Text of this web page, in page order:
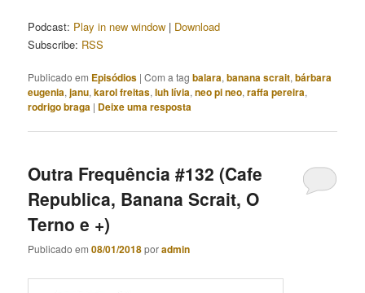
Podcast: Play in new window | Download
Subscribe: RSS
Publicado em Episódios |Com a tagbalara,banana scrait,bárbara
eugenia,janu,karol freitas,luh lívia,neo pi neo,raffa pereira,
rodrigo braga | Deixe uma resposta
Outra Frequência #132 (Cafe
Republica, Banana Scrait, O
Terno e +)
Publicado em08/01/2018poradmin